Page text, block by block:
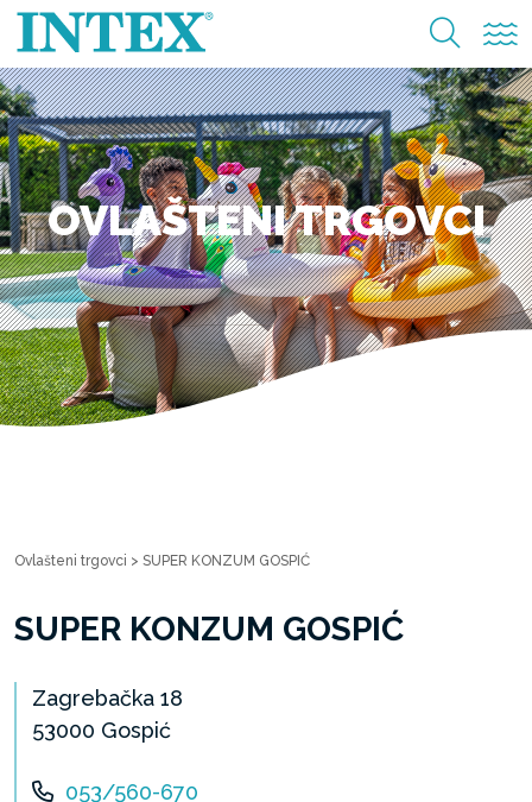
OVLAŠTENI TRGOVCI
Ovlašteni trgovci > SUPER KONZUM GOSPIĆ
SUPER KONZUM GOSPIĆ
Zagrebačka 18
53000 Gospić
053/560-670